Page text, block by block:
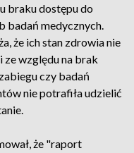
braku dostępu do
badań medycznych.
że ich stan zdrowia nie
ze względu na brak
czy badań
nie potrafiła udzielić
że "raport